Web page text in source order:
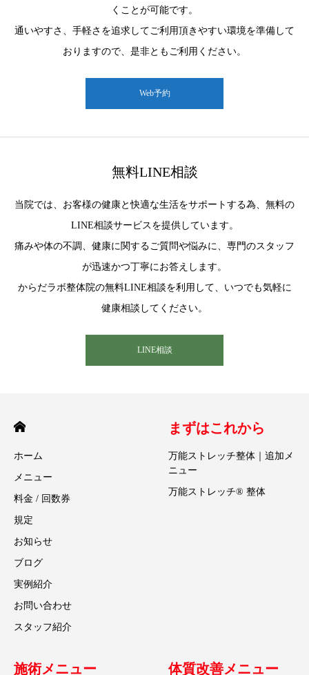
くことが可能です。
通いやすさ、手軽さを追求してご利用頂きやすい環境を準備して
おりますので、是非ともご利用ください。
Web予約
無料LINE相談
当院では、お客様の健康と快適な生活をサポートする為、無料の
LINE相談サービスを提供しています。
痛みや体の不調、健康に関するご質問や悩みに、専門のスタッフ
が迅速かつ丁寧にお答えします。
からだラボ整体院の無料LINE相談を利用して、いつでも気軽に
健康相談してください。
LINE相談
ホーム
メニュー
料金 / 回数券
規定
お知らせ
ブログ
実例紹介
お問い合わせ
スタッフ紹介
まずはこれから
万能ストレッチ整体｜追加メ
ニュー
万能ストレッチ® 整体
施術メニュー 体質改善メニュー